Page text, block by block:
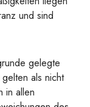
und sind
gelegte
als nicht
in allen